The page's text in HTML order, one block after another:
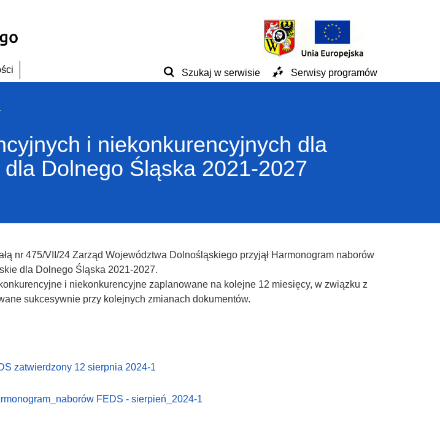
Szukaj w serwisie Serwisy programów
i niekonkurencyjnych dla
Dolnego Śląska 2021-2027
nr 475/VII/24 Zarząd Województwa Dolnośląskiego przyjął Harmonogram naborów
dla Dolnego Śląska 2021-2027.
i niekonkurencyjne zaplanowane na kolejne 12 miesięcy, w związku z
sukcesywnie przy kolejnych zmianach dokumentów.
zatwierdzony 12 sierpnia 2024-1
FEDS - sierpień_2024-1